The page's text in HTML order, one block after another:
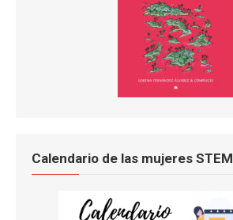
Calendario de las mujeres STEM